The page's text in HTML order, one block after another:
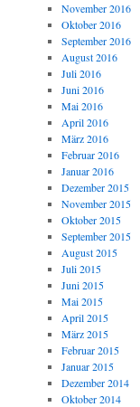
November 2016
Oktober 2016
September 2016
August 2016
Juli 2016
Juni 2016
Mai 2016
April 2016
März 2016
Februar 2016
Januar 2016
Dezember 2015
November 2015
Oktober 2015
September 2015
August 2015
Juli 2015
Juni 2015
Mai 2015
April 2015
März 2015
Februar 2015
Januar 2015
Dezember 2014
Oktober 2014